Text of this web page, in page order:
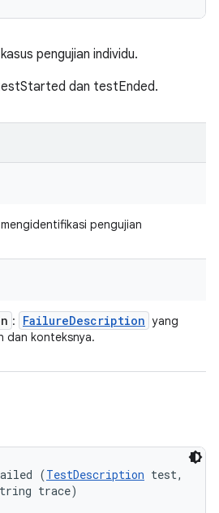
pengujian individu.
dan testEnded.
pengujian
: FailureDescription yang
dan konteksnya.
(TestDescription test,
trace)